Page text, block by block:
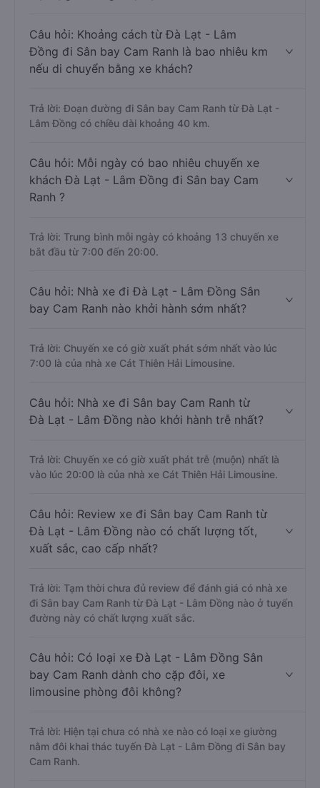
Câu hỏi: Khoảng cách từ Đà Lạt - Lâm
Đồng đi Sân bay Cam Ranh là bao nhiêu km
nếu di chuyển bằng xe khách?
Trả lời: Đoạn đường đi Sân bay Cam Ranh từ Đà Lạt -
Lâm Đồng có chiều dài khoảng 40 km.
Câu hỏi: Mỗi ngày có bao nhiêu chuyến xe
khách Đà Lạt - Lâm Đồng đi Sân bay Cam
Ranh ?
Trả lời: Trung bình mỗi ngày có khoảng 13 chuyến xe
bắt đầu từ 7:00 đến 20:00.
Câu hỏi: Nhà xe đi Đà Lạt - Lâm Đồng Sân
bay Cam Ranh nào khởi hành sớm nhất?
Trả lời: Chuyến xe có giờ xuất phát sớm nhất vào lúc
7:00 là của nhà xe Cát Thiên Hải Limousine.
Câu hỏi: Nhà xe đi Sân bay Cam Ranh từ
Đà Lạt - Lâm Đồng nào khởi hành trễ nhất?
Trả lời: Chuyến xe có giờ xuất phát trễ (muộn) nhất là
vào lúc 20:00 là của nhà xe Cát Thiên Hải Limousine.
Câu hỏi: Review xe đi Sân bay Cam Ranh từ
Đà Lạt - Lâm Đồng nào có chất lượng tốt,
xuất sắc, cao cấp nhất?
Trả lời: Tạm thời chưa đủ review để đánh giá có nhà xe
đi Sân bay Cam Ranh từ Đà Lạt - Lâm Đồng nào ở tuyến
đường này có chất lượng xuất sắc.
Câu hỏi: Có loại xe Đà Lạt - Lâm Đồng Sân
bay Cam Ranh dành cho cặp đôi, xe
limousine phòng đôi không?
Trả lời: Hiện tại chưa có nhà xe nào có loại xe giường
nằm đôi khai thác tuyến Đà Lạt - Lâm Đồng đi Sân bay
Cam Ranh.